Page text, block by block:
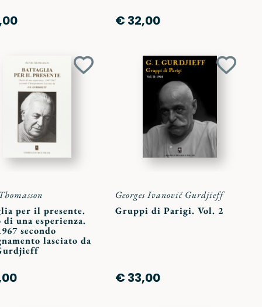
€ 32,00
Aggiungi
per il presente.
una esperienza.
secondo
lasciato da
Georges Ivanovič Gurdjieff
Gruppi di Parigi. Vol. 2
€ 33,00